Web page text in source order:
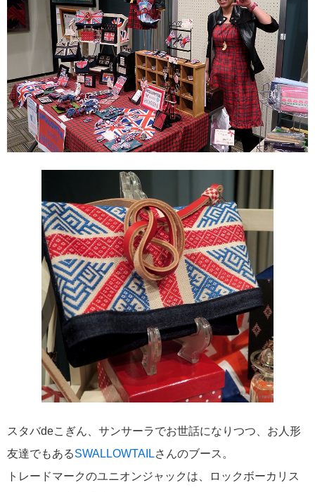
スタバdeこぎん、サンサーラでお世話になりつつ、お人形
友達でもあるSWALLOWTAILさんのブース。
トレードマークのユニオンジャックは、ロックボーカリス